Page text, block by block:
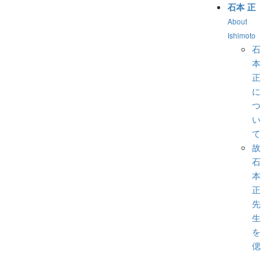
石本 正
About
Ishimoto
石
本
正
に
つ
い
て
故
石
本
正
先
生
を
偲